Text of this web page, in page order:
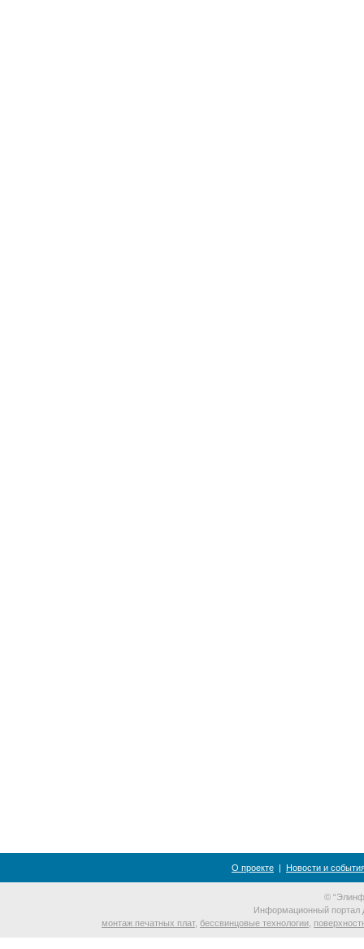
О проекте | Новости и
©
Информационный портал
монтаж печатных плат, бессвинцовые технологии